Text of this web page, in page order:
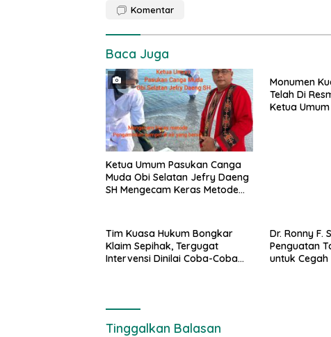
Komentar
Baca Juga
Ketua Umum Pasukan Canga
Muda Obi Selatan Jefry Daeng
SH Mengecam Keras Metode
Monumen
Telah Di
Ketua
Tim Kuasa Hukum Bongkar
Klaim Sepihak, Tergugat
Intervensi Dinilai Coba-Coba
Dr. Ronny F.
Penguatan
untuk Cegah
Tinggalkan Balasan